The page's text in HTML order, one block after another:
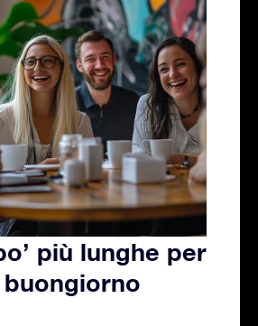
più lunghe per